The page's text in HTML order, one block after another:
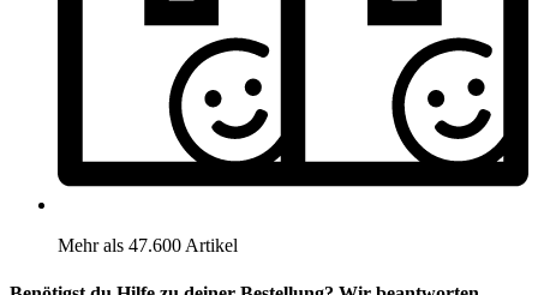
Mehr als 47.600 Artikel